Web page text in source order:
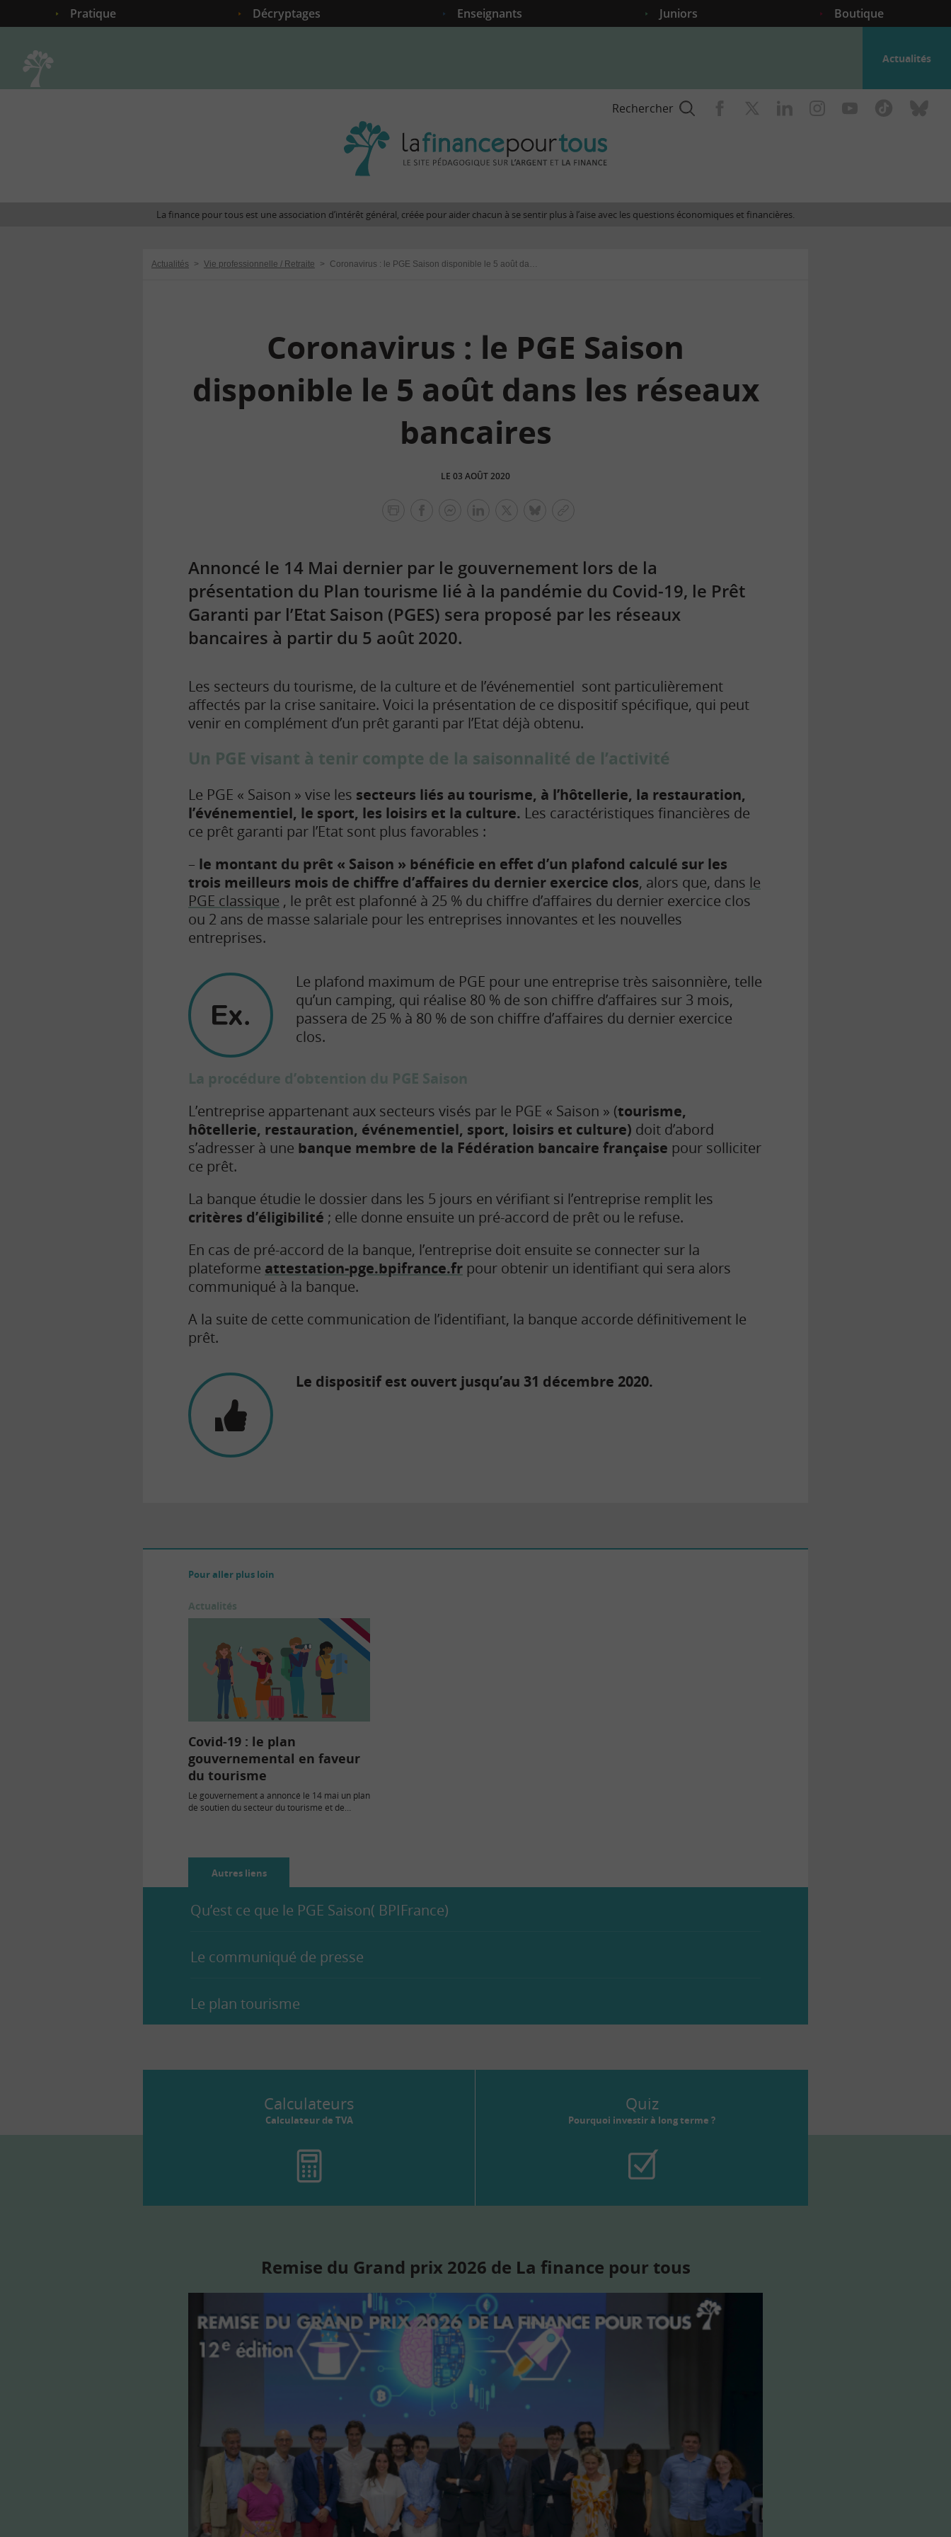
Pratique Décryptages Enseignants Juniors Boutique
Actualités
Rechercher
finance
site
La finance pour tous est une association d’intérêt général, créée pour aider chacun à se sentir plus à l’aise avec les questions économiques et financières.
Actualités > Vie professionnelle / Retraite > Coronavirus : le PGE Saison disponible le 5 août dans les réseaux bancaires
Coronavirus : le PGE Saison
disponible le 5 août dans les réseaux
bancaires
LE 03 AOÛT 2020
Annoncé le 14 Mai dernier par le gouvernement lors de la
présentation du Plan tourisme lié à la pandémie du Covid-19, le Prêt
Garanti par l’Etat Saison (PGES) sera proposé par les réseaux
bancaires à partir du 5 août 2020.
Les secteurs du tourisme, de la culture et de l’événementiel sont particulièrement
affectés par la crise sanitaire. Voici la présentation de ce dispositif spécifique, qui peut
venir en complément d’un prêt garanti par l’Etat déjà obtenu.
Un PGE visant à tenir compte de la saisonnalité de l’activité
Le PGE « Saison » vise les secteurs liés au tourisme, à l’hôtellerie, la restauration,
l’événementiel, le sport, les loisirs et la culture. Les caractéristiques financières de
ce prêt garanti par l’Etat sont plus favorables :
– le montant du prêt « Saison » bénéficie en effet d’un plafond calculé sur les
trois meilleurs mois de chiffre d’affaires du dernier exercice clos, alors que, dans le
PGE classique , le prêt est plafonné à 25 % du chiffre d’affaires du dernier exercice clos
ou 2 ans de masse salariale pour les entreprises innovantes et les nouvelles
entreprises.
Le plafond maximum de PGE pour une entreprise très saisonnière, telle
qu’un camping, qui réalise 80 % de son chiffre d’affaires sur 3 mois,
passera de 25 % à 80 % de son chiffre d’affaires du dernier exercice
clos.
La procédure d’obtention du PGE Saison
L’entreprise appartenant aux secteurs visés par le PGE « Saison » (tourisme,
hôtellerie, restauration, événementiel, sport, loisirs et culture) doit d’abord
s’adresser à une banque membre de la Fédération bancaire française pour solliciter
ce prêt.
La banque étudie le dossier dans les 5 jours en vérifiant si l’entreprise remplit les
critères d’éligibilité ; elle donne ensuite un pré-accord de prêt ou le refuse.
En cas de pré-accord de la banque, l’entreprise doit ensuite se connecter sur la
plateforme attestation-pge.bpifrance.fr pour obtenir un identifiant qui sera alors
communiqué à la banque.
A la suite de cette communication de l’identifiant, la banque accorde définitivement le
prêt.
Le dispositif est ouvert jusqu’au 31 décembre 2020.
Pour aller plus loin
Actualités
Covid-19 : le plan
gouvernemental en faveur
du tourisme
Le gouvernement a annoncé le 14 mai un plan
de soutien du secteur du tourisme et de
Autres liens
Qu’est ce que le PGE Saison( BPIFrance)
Le communiqué de presse
Le plan tourisme
Calculateurs
Calculateur de TVA
Quiz
Pourquoi investir à long terme ?
Remise du Grand prix 2026 de La finance pour tous